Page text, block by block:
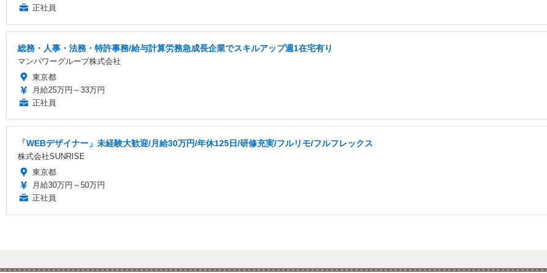
正社員
総務・人事・法務・特許事務/給与計算労務急成長企業でスキルアップ週1在宅有り
マンパワーグループ株式会社
東京都
月給25万円～33万円
正社員
「WEBデザイナー」未経験大歓迎/月給30万円/年休125日/研修充実/フルリモ/フルフレックス
株式会社SUNRISE
東京都
月給30万円～50万円
正社員